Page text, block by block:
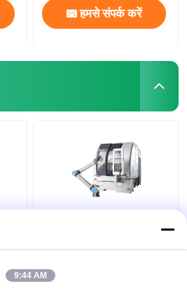
हमसे संपर्क करें
हाई स्पीड मिलिंग के लिए
9:44 AM